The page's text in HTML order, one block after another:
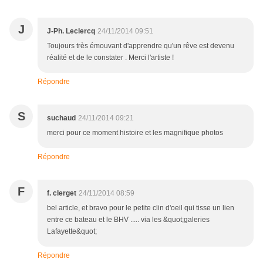
J J-Ph. Leclercq 24/11/2014 09:51
Toujours très émouvant d'apprendre qu'un rêve est devenu
réalité et de le constater . Merci l'artiste !
Répondre
S suchaud 24/11/2014 09:21
merci pour ce moment histoire et les magnifique photos
Répondre
F f. clerget 24/11/2014 08:59
bel article, et bravo pour le petite clin d'oeil qui tisse un lien
entre ce bateau et le BHV ..... via les &quot;galeries
Lafayette&quot;
Répondre